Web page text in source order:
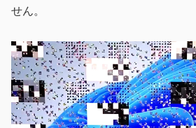
せん。
動
画
プ
レ